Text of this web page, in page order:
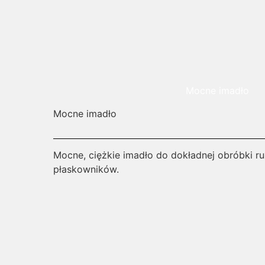
Mocne imadło
Mocne, ciężkie imadło do dokładnej obróbki
płaskowników.